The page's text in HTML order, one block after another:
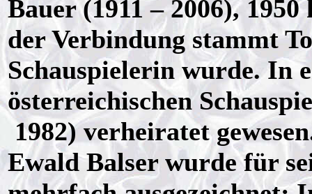
Bauer (1911 – 2006),
der Verbindung stammt
Schauspielerin wurde. In
österreichischen
1982) verheiratet
Ewald Balser wurde für